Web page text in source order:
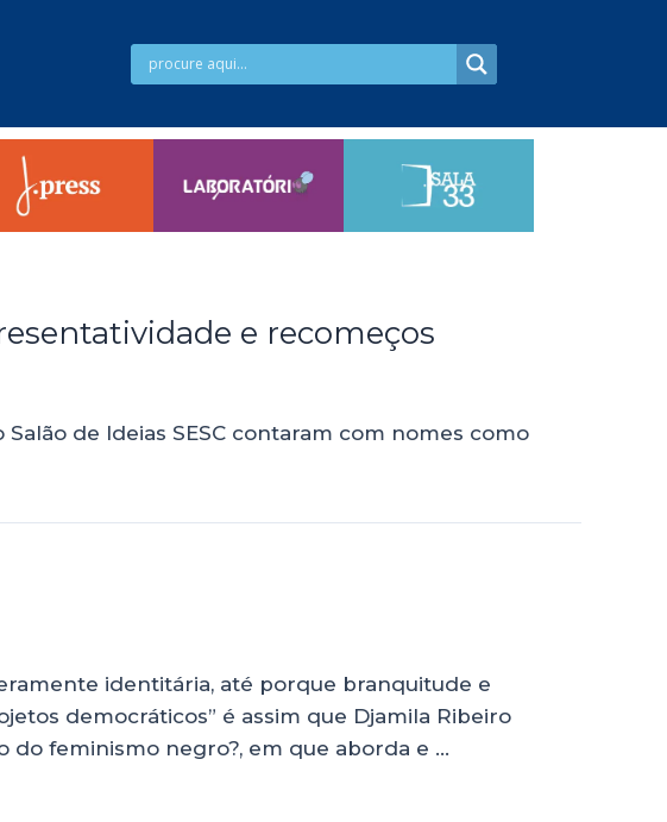
e recomeços
de Ideias SESC contaram com nomes como
identitária, até porque branquitude e
democráticos” é assim que Djamila Ribeiro
do feminismo negro?, em que aborda e …